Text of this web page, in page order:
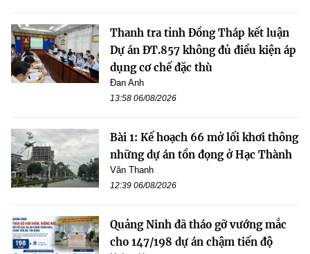
Thanh tra tỉnh Đồng Tháp kết luận
Dự án ĐT.857 không đủ điều kiện áp
dụng cơ chế đặc thù
Đan Anh
13:58 06/08/2026
Bài 1: Kế hoạch 66 mở lối khơi thông
những dự án tồn đọng ở Hạc Thành
Văn Thanh
12:39 06/08/2026
Quảng Ninh đã tháo gỡ vướng mắc
cho 147/198 dự án chậm tiến độ